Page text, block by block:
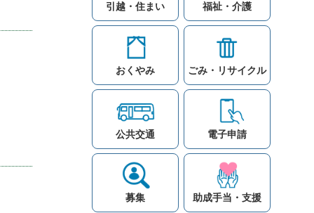
引越・住まい 福祉・介護
おくやみ ごみ・リサイクル
公共交通 電子申請
募集 助成手当・支援